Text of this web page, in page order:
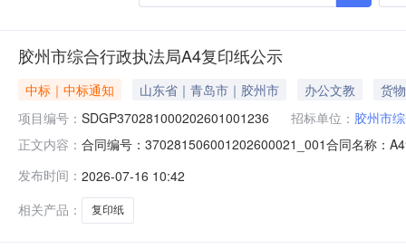
胶州市综合行政执法局A4复印纸公示
中标｜中标通知 山东省｜青岛市｜胶州市 办公文教
货物
项目编号： SDGP370281000202601001236 招标单位： 胶州市
正文内容： 合同编号：370281506001202600021_001合同名称：
15092036111合同签订日期：2026-06-18合同金额：
发布时间： 2026-07-16 10:42
相关产品：
复印纸